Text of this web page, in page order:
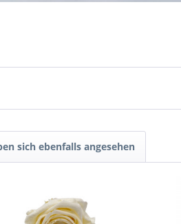
sich ebenfalls angesehen